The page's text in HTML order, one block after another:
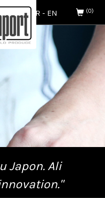
(0)
NL- FR - EN
Japon. Ali